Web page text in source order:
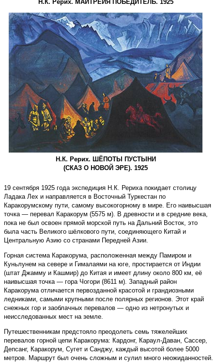
Н.К. Рерих. МАЙТРЕЙЯ ПОБЕДИТЕЛЬ. 1925
Н.К. Рерих. ШЁПОТЫ ПУСТЫНИ
(СКАЗ О НОВОЙ ЭРЕ). 1925
19 сентября 1925 года экспедиция Н.К. Рериха покидает столицу
Ладака Лех и направляется в Восточный Туркестан по
Каракорумскому пути, самому высокогорному в мире. Его наивысшая
точка — перевал Каракорум (5575 м). В древности и в средние века,
пока не был освоен прямой морской путь на Дальний Восток, это
была часть Великого шёлкового пути, соединяющего Китай и
Центральную Азию со странами Передней Азии.
Горная система Каракорума, расположенная между Памиром и
Куньлунем на севере и Гималаями на юге, простирается от Индии
(штат Джамму и Кашмир) до Китая и имеет длину около 800 км, её
наивысшая точка — гора Чогори (8611 м). Западный район
Каракорума отличается первозданной красотой и грандиозными
ледниками, самыми крупными после полярных регионов. Этот край
снежных гор и заоблачных перевалов — одно из нетронутых и
неисследованных мест на земле.
Путешественникам предстояло преодолеть семь тяжелейших
перевалов горной цепи Каракорума: Кардонг, Караул-Даван, Сассер,
Депсанг, Каракорум, Сугет и Санджу, каждый высотой более 5000
метров. Маршрут был очень сложным и сулил много неожиданностей.